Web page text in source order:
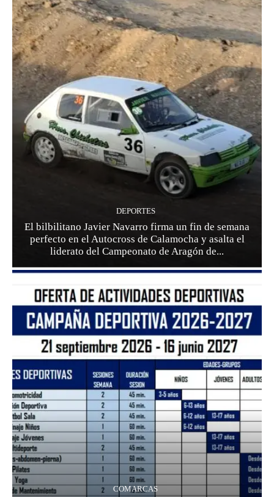
DEPORTES
El bilbilitano Javier Navarro firma un fin de semana
perfecto en el Autocross de Calamocha y asalta el
liderato del Campeonato de Aragón de...
COMARCAS